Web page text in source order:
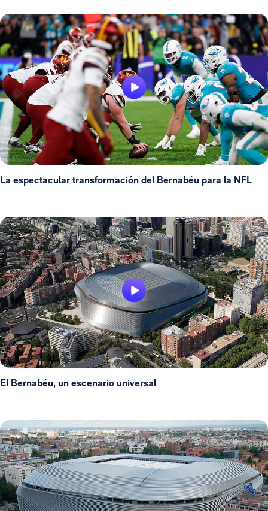
La espectacular transformación del Bernabéu para la NFL
El Bernabéu, un escenario universal